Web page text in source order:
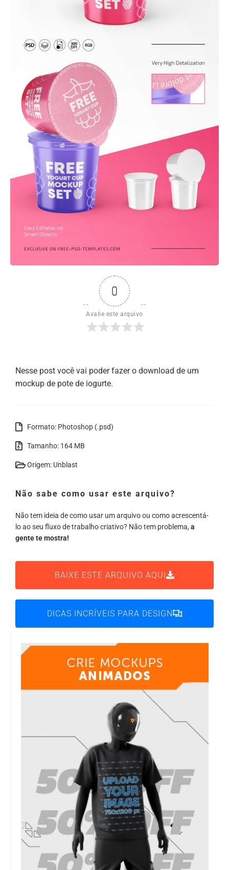
0
Avalie este arquivo
Nesse post você vai poder fazer o download de um
mockup de pote de iogurte.
Formato: Photoshop (.psd)
Tamanho: 164 MB
Origem: Unblast
Não sabe como usar este arquivo?
Não tem ideia de como usar um arquivo ou como acrescentá-
lo ao seu fluxo de trabalho criativo? Não tem problema, a
gente te mostra!
BAIXE ESTE ARQUIVO AQUI
DICAS INCRÍVEIS PARA DESIGN